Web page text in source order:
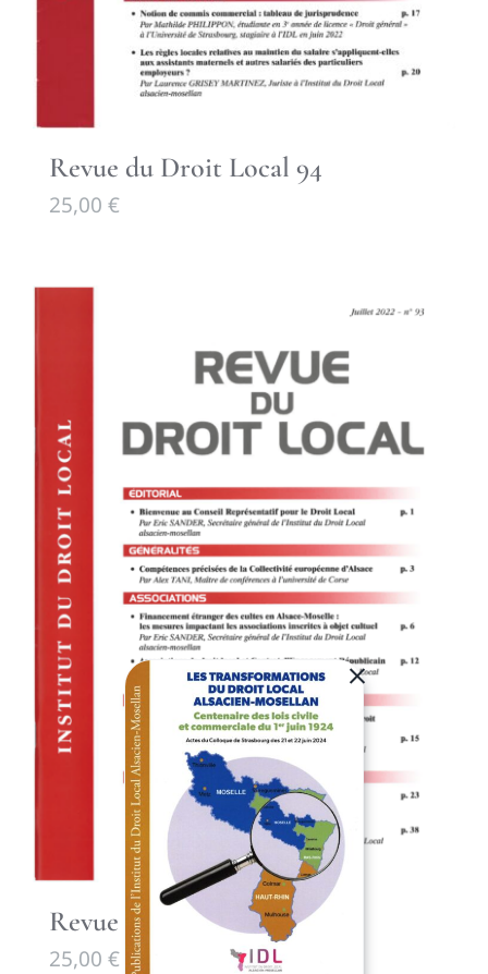
Revue du Droit Local 94
25,00 €
Revue du Droit Local 93
25,00 €